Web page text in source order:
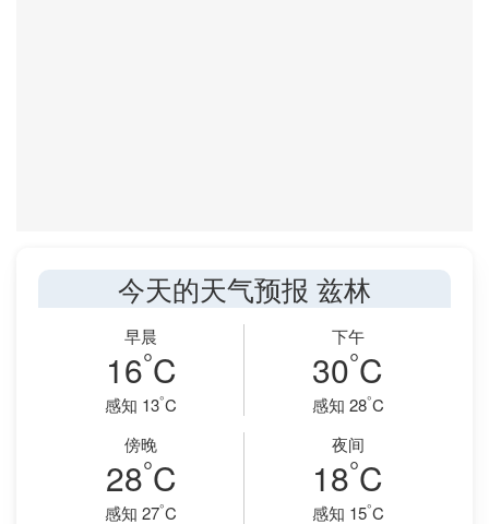
今天的天气预报 兹林
早晨
16°C
感知 13°C
下午
30°C
感知 28°C
傍晚
28°C
感知 27°C
夜间
18°C
感知 15°C